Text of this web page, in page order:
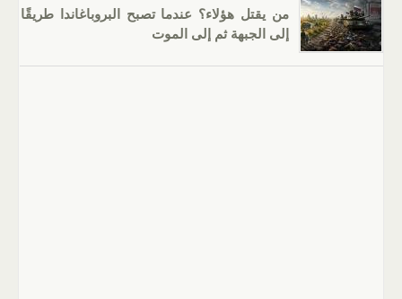
من يقتل هؤلاء؟ عندما تصبح البروباغاندا طريقًا
إلى الجبهة ثم إلى الموت